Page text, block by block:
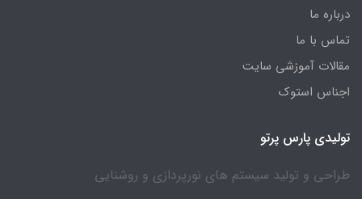
درباره ما
تماس با ما
مقالات آموزشی سایت
اجناس استوک
تولیدی پارس پرتو
طراحی و تولید سیستم های نورپردازی و روشنایی